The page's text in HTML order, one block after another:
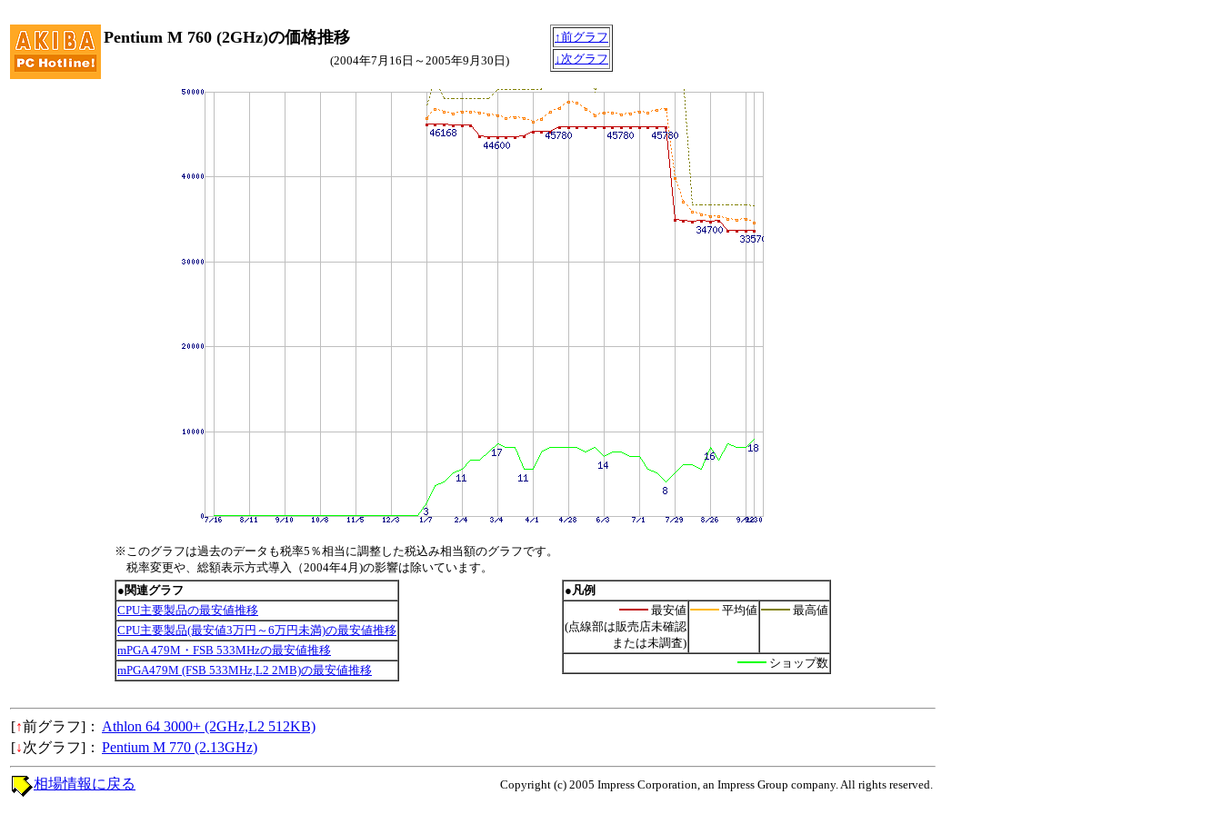
Pentium M 760 (2GHz)の価格推移
↑前グラフ
↓次グラフ
(2004年7月16日～2005年9月30日)
※このグラフは過去のデータも税率5％相当に調整した税込み相当額のグラフです。
税率変更や、総額表示方式導入（2004年4月)の影響は除いています。
●関連グラフ
CPU主要製品の最安値推移
CPU主要製品(最安値3万円～6万円未満)の最安値推移
mPGA 479M・FSB 533MHzの最安値推移
mPGA479M (FSB 533MHz,L2 2MB)の最安値推移
●凡例
最安値
(点線部は販売店未確認
または未調査)
平均値 最高値
ショップ数
[↑前グラフ]： Athlon 64 3000+ (2GHz,L2 512KB)
[↓次グラフ]： Pentium M 770 (2.13GHz)
Copyright (c) 2005 Impress Corporation, an Impress Group company. All rights reserved.
相場情報に戻る